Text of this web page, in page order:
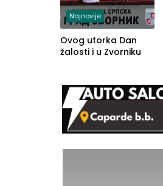
Najnovije
Ovog utorka Dan
žalosti i u Zvorniku